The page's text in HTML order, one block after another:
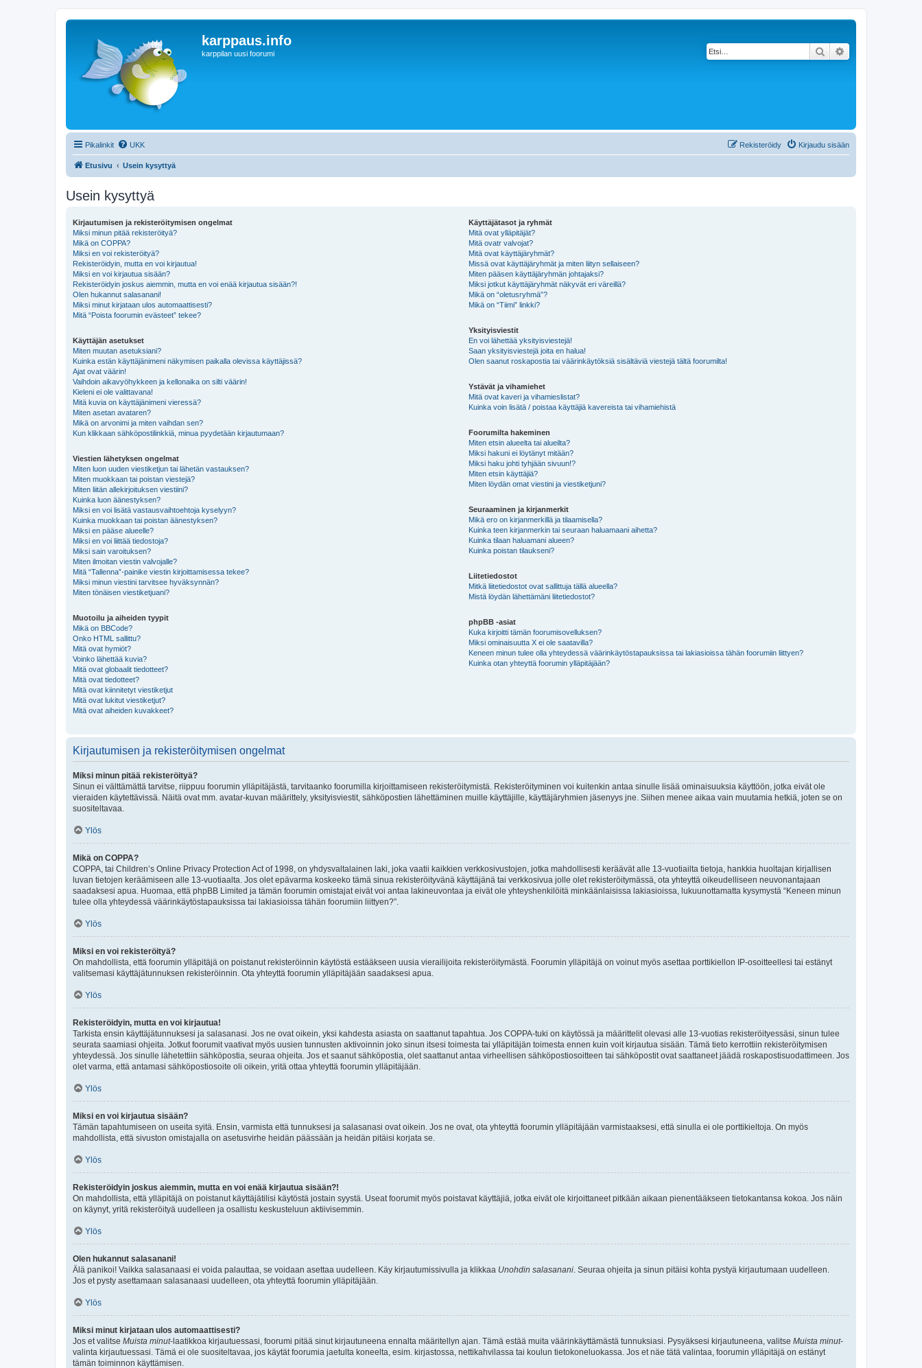
karppaus.info
karppilan uusi foorumi Etsi
Pikalinkit UKK Kirjaudu sisään
Rekisteröidy
Etusivu Usein kysyttyä
Usein kysyttyä
Kirjautumisen ja rekisteröitymisen ongelmat
Miksi minun pitää rekisteröityä?
Mikä on COPPA?
Miksi en voi rekisteröityä?
Rekisteröidyin, mutta en voi kirjautua!
Miksi en voi kirjautua sisään?
Rekisteröidyin joskus aiemmin, mutta en voi enää kirjautua sisään?!
Olen hukannut salasanani!
Miksi minut kirjataan ulos automaattisesti?
Mitä “Poista foorumin evästeet” tekee?
Käyttäjän asetukset
Miten muutan asetuksiani?
Kuinka estän käyttäjänimeni näkymisen paikalla olevissa käyttäjissä?
Ajat ovat väärin!
Vaihdoin aikavyöhykkeen ja kellonaika on silti väärin!
Kieleni ei ole valittavana!
Mitä kuvia on käyttäjänimeni vieressä?
Miten asetan avataren?
Mikä on arvonimi ja miten vaihdan sen?
Kun klikkaan sähköpostilinkkiä, minua pyydetään kirjautumaan?
Viestien lähetyksen ongelmat
Miten luon uuden viestiketjun tai lähetän vastauksen?
Miten muokkaan tai poistan viestejä?
Miten liitän allekirjoituksen viestiini?
Kuinka luon äänestyksen?
Miksi en voi lisätä vastausvaihtoehtoja kyselyyn?
Kuinka muokkaan tai poistan äänestyksen?
Miksi en pääse alueelle?
Miksi en voi liittää tiedostoja?
Miksi sain varoituksen?
Miten ilmoitan viestin valvojalle?
Mitä “Tallenna”-painike viestin kirjoittamisessa tekee?
Miksi minun viestini tarvitsee hyväksynnän?
Miten tönäisen viestiketjuani?
Muotoilu ja aiheiden tyypit
Mikä on BBCode?
Onko HTML sallittu?
Mitä ovat hymiöt?
Voinko lähettää kuvia?
Mitä ovat globaalit tiedotteet?
Mitä ovat tiedotteet?
Mitä ovat kiinnitetyt viestiketjut
Mitä ovat lukitut viestiketjut?
Mitä ovat aiheiden kuvakkeet?
Käyttäjätasot ja ryhmät
Mitä ovat ylläpitäjät?
Mitä ovatr valvojat?
Mitä ovat käyttäjäryhmät?
Missä ovat käyttäjäryhmät ja miten liityn sellaiseen?
Miten pääsen käyttäjäryhmän johtajaksi?
Miksi jotkut käyttäjäryhmät näkyvät eri väreillä?
Mikä on “oletusryhmä”?
Mikä on “Tiimi” linkki?
Yksityisviestit
En voi lähettää yksityisviestejä!
Saan yksityisviestejä joita en halua!
Olen saanut roskapostia tai väärinkäytöksiä sisältäviä viestejä tältä foorumilta!
Ystävät ja vihamiehet
Mitä ovat kaveri ja vihamieslistat?
Kuinka voin lisätä / poistaa käyttäjiä kavereista tai vihamiehistä
Foorumilta hakeminen
Miten etsin alueelta tai alueilta?
Miksi hakuni ei löytänyt mitään?
Miksi haku johti tyhjään sivuun!?
Miten etsin käyttäjiä?
Miten löydän omat viestini ja viestiketjuni?
Seuraaminen ja kirjanmerkit
Mikä ero on kirjanmerkillä ja tilaamisella?
Kuinka teen kirjanmerkin tai seuraan haluamaani aihetta?
Kuinka tilaan haluamani alueen?
Kuinka poistan tilaukseni?
Liitetiedostot
Mitkä liitetiedostot ovat sallittuja tällä alueella?
Mistä löydän lähettämäni liitetiedostot?
phpBB -asiat
Kuka kirjoitti tämän foorumisovelluksen?
Miksi ominaisuutta X ei ole saatavilla?
Keneen minun tulee olla yhteydessä väärinkäytöstapauksissa tai lakiasioissa tähän foorumiin liittyen?
Kuinka otan yhteyttä foorumin ylläpitäjään?
Kirjautumisen ja rekisteröitymisen ongelmat
Miksi minun pitää rekisteröityä?
Sinun ei välttämättä tarvitse, riippuu foorumin ylläpitäjästä, tarvitaanko foorumilla kirjoittamiseen rekisteröitymistä. Rekisteröityminen voi kuitenkin antaa sinulle lisää ominaisuuksia käyttöön, jotka eivät ole
vieraiden käytettävissä. Näitä ovat mm. avatar-kuvan määrittely, yksityisviestit, sähköpostien lähettäminen muille käyttäjille, käyttäjäryhmien jäsenyys jne. Siihen menee aikaa vain muutamia hetkiä, joten se on
suositeltavaa.
Ylös
Mikä on COPPA?
COPPA, tai Children’s Online Privacy Protection Act of 1998, on yhdysvaltalainen laki, joka vaatii kaikkien verkkosivustojen, jotka mahdollisesti keräävät alle 13-vuotiailta tietoja, hankkia huoltajan kirjallisen
luvan tietojen keräämiseen alle 13-vuotiaalta. Jos olet epävarma koskeeko tämä sinua rekisteröityvänä käyttäjänä tai verkkosivua jolle olet rekisteröitymässä, ota yhteyttä oikeudelliseen neuvonantajaan
saadaksesi apua. Huomaa, että phpBB Limited ja tämän foorumin omistajat eivät voi antaa lakineuvontaa ja eivät ole yhteyshenkilöitä minkäänlaisissa lakiasioissa, lukuunottamatta kysymystä “Keneen minun
tulee olla yhteydessä väärinkäytöstapauksissa tai lakiasioissa tähän foorumiin liittyen?”.
Ylös
Miksi en voi rekisteröityä?
On mahdollista, että foorumin ylläpitäjä on poistanut rekisteröinnin käytöstä estääkseen uusia vierailijoita rekisteröitymästä. Foorumin ylläpitäjä on voinut myös asettaa porttikiellon IP-osoitteellesi tai estänyt
valitsemasi käyttäjätunnuksen rekisteröinnin. Ota yhteyttä foorumin ylläpitäjään saadaksesi apua.
Ylös
Rekisteröidyin, mutta en voi kirjautua!
Tarkista ensin käyttäjätunnuksesi ja salasanasi. Jos ne ovat oikein, yksi kahdesta asiasta on saattanut tapahtua. Jos COPPA-tuki on käytössä ja määrittelit olevasi alle 13-vuotias rekisteröityessäsi, sinun tulee
seurata saamiasi ohjeita. Jotkut foorumit vaativat myös uusien tunnusten aktivoinnin joko sinun itsesi toimesta tai ylläpitäjän toimesta ennen kuin voit kirjautua sisään. Tämä tieto kerrottiin rekisteröitymisen
yhteydessä. Jos sinulle lähetettiin sähköpostia, seuraa ohjeita. Jos et saanut sähköpostia, olet saattanut antaa virheellisen sähköpostiosoitteen tai sähköpostit ovat saattaneet jäädä roskapostisuodattimeen. Jos
olet varma, että antamasi sähköpostiosoite oli oikein, yritä ottaa yhteyttä foorumin ylläpitäjään.
Ylös
Miksi en voi kirjautua sisään?
Tämän tapahtumiseen on useita syitä. Ensin, varmista että tunnuksesi ja salasanasi ovat oikein. Jos ne ovat, ota yhteyttä foorumin ylläpitäjään varmistaaksesi, että sinulla ei ole porttikieltoja. On myös
mahdollista, että sivuston omistajalla on asetusvirhe heidän päässään ja heidän pitäisi korjata se.
Ylös
Rekisteröidyin joskus aiemmin, mutta en voi enää kirjautua sisään?!
On mahdollista, että ylläpitäjä on poistanut käyttäjätilisi käytöstä jostain syystä. Useat foorumit myös poistavat käyttäjiä, jotka eivät ole kirjoittaneet pitkään aikaan pienentääkseen tietokantansa kokoa. Jos näin
on käynyt, yritä rekisteröityä uudelleen ja osallistu keskusteluun aktiivisemmin.
Ylös
Olen hukannut salasanani!
Älä panikoi! Vaikka salasanaasi ei voida palauttaa, se voidaan asettaa uudelleen. Käy kirjautumissivulla ja klikkaa Unohdin salasanani. Seuraa ohjeita ja sinun pitäisi kohta pystyä kirjautumaan uudelleen.
Jos et pysty asettamaan salasanaasi uudelleen, ota yhteyttä foorumin ylläpitäjään.
Ylös
Miksi minut kirjataan ulos automaattisesti?
Jos et valitse Muista minut-laatikkoa kirjautuessasi, foorumi pitää sinut kirjautuneena ennalta määritellyn ajan. Tämä estää muita väärinkäyttämästä tunnuksiasi. Pysyäksesi kirjautuneena, valitse Muista minut-
valinta kirjautuessasi. Tämä ei ole suositeltavaa, jos käytät foorumia jaetulta koneelta, esim. kirjastossa, nettikahvilassa tai koulun tietokoneluokassa. Jos et näe tätä valintaa, foorumin ylläpitäjä on estänyt
tämän toiminnon käyttämisen.